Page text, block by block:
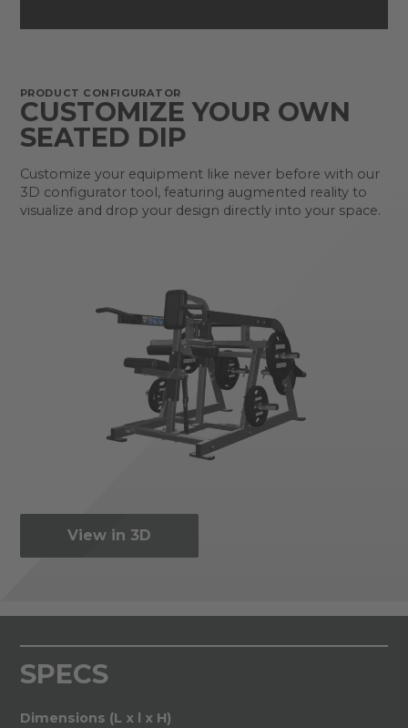
PRODUCT CONFIGURATOR
CUSTOMIZE YOUR OWN
SEATED DIP
Customize your equipment like never before with our
3D configurator tool, featuring augmented reality to
visualize and drop your design directly into your space.
View in 3D
SPECS
Dimensions (L x l x H)